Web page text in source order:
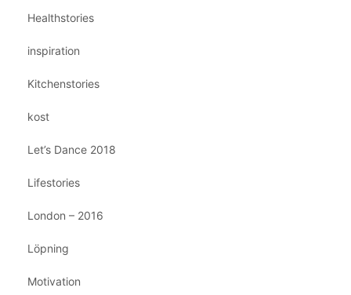
Healthstories
inspiration
Kitchenstories
kost
Let’s Dance 2018
Lifestories
London – 2016
Löpning
Motivation